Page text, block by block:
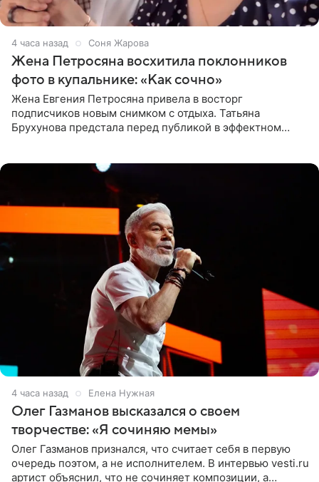
4 часа назад Соня Жарова
Жена Петросяна восхитила поклонников
фото в купальнике: «Как сочно»
Жена Евгения Петросяна привела в восторг
подписчиков новым снимком с отдыха. Татьяна
Брухунова предстала перед публикой в эффектном
4 часа назад Елена Нужная
Олег Газманов высказался о своем
творчестве: «Я сочиняю мемы»
Олег Газманов признался, что считает себя в первую
очередь поэтом, а не исполнителем. В интервью vesti.ru
артист объяснил, что не сочиняет композиции, а